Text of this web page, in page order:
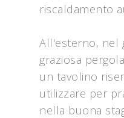
riscaldamento
All'esterno, nel
graziosa
un tavolino
utilizzare per
nella buona